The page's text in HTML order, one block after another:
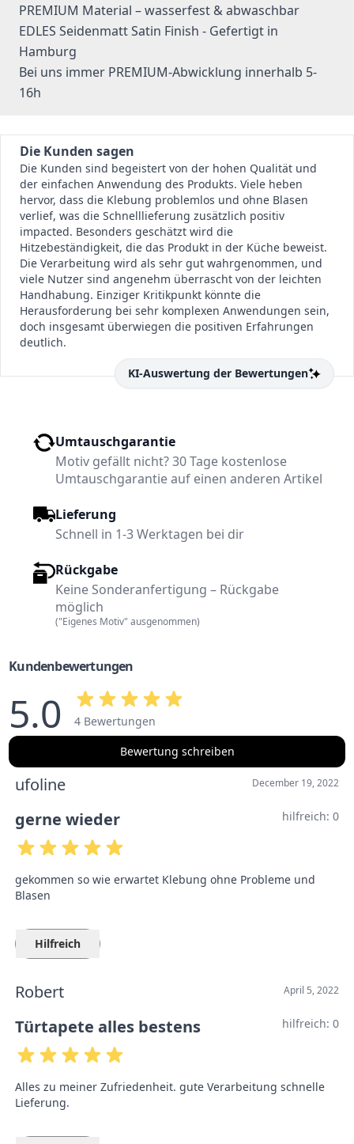
PREMIUM Material – wasserfest & abwaschbar
EDLES Seidenmatt Satin Finish - Gefertigt in
Hamburg
Bei uns immer PREMIUM-Abwicklung innerhalb 5-
16h
Die Kunden sagen
Die Kunden sind begeistert von der hohen Qualität und
der einfachen Anwendung des Produkts. Viele heben
hervor, dass die Klebung problemlos und ohne Blasen
verlief, was die Schnell­lieferung zusätzlich positiv
impacted. Besonders geschätzt wird die
Hitzebeständigkeit, die das Produkt in der Küche beweist.
Die Verarbeitung wird als sehr gut wahrgenommen, und
viele Nutzer sind angenehm überrascht von der leichten
Handhabung. Einziger Kritikpunkt könnte die
Herausforderung bei sehr komplexen Anwendungen sein,
doch insgesamt überwiegen die positiven Erfahrungen
deutlich.
KI-Auswertung der Bewertungen
Umtauschgarantie
Motiv gefällt nicht? 30 Tage kostenlose
Umtauschgarantie auf einen anderen Artikel
Lieferung
Schnell in 1-3 Werktagen bei dir
Rückgabe
Keine Sonderanfertigung – Rückgabe
möglich
("Eigenes Motiv" ausgenommen)
Kundenbewertungen
5.0
4 Bewertungen
Bewertung schreiben
ufoline December 19, 2022
gerne wieder hilfreich: 0
gekommen so wie erwartet Klebung ohne Probleme und
Blasen
Hilfreich
Robert April 5, 2022
Türtapete alles bestens hilfreich: 0
Alles zu meiner Zufriedenheit. gute Verarbeitung schnelle
Lieferung.